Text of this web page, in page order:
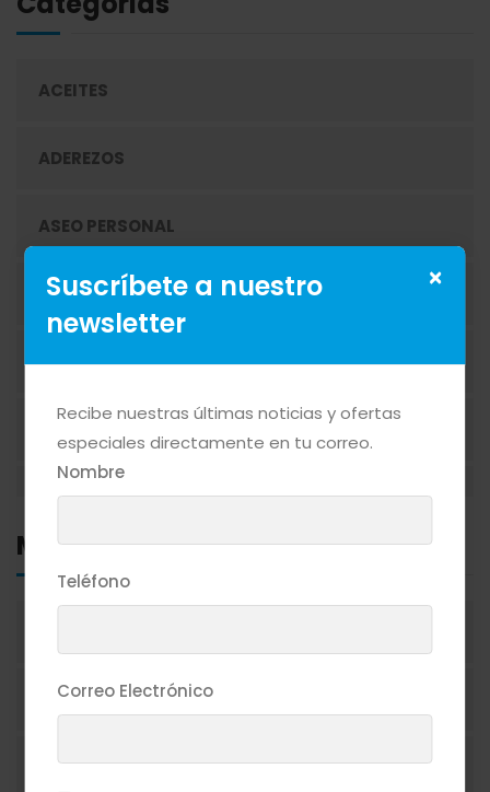
ACEITES
ADEREZOS
ASEO PERSONAL
AZÚCAR
BEBIDAS ALCOHÓLICAS
CAFÉ
CONFITERÍA
CONGELADOS
Marcas
1800
19 CRIMES
×
Suscríbete a nuestro
newsletter
Recibe nuestras últimas noticias y ofertas
especiales directamente en tu correo.
Nombre
Teléfono
Correo Electrónico